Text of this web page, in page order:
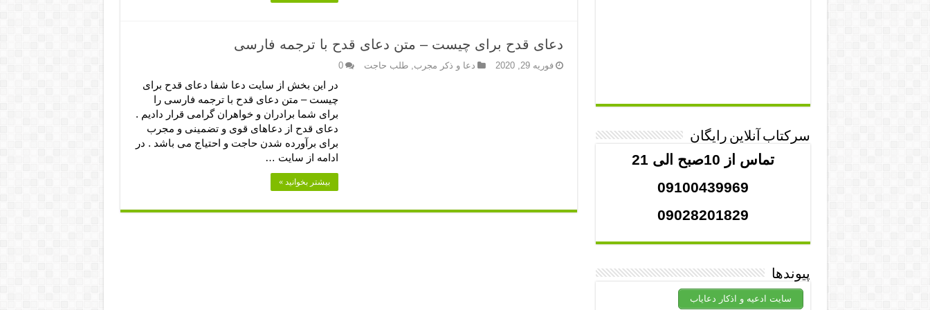
دعای قدح برای چیست – متن دعای قدح با ترجمه فارسی
فوریه 29, 2020 دعا و ذکر مجرب,طلب حاجت 0
در این بخش از سایت دعا شفا دعای قدح برای
چیست – متن دعای قدح با ترجمه فارسی را
برای شما برادران و خواهران گرامی قرار دادیم .
دعای قدح از دعاهای قوی و تضمینی و مجرب
برای برآورده شدن حاجت و احتیاج می باشد . در
ادامه از سایت …
بیشتر بخوانید »
سرکتاب آنلاین رایگان
تماس از 10صبح الی 21
09100439969
09028201829
پیوندها
سایت ادعیه و اذکار دعایاب